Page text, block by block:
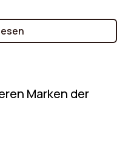
klassischen Sessel
die wesentlichen
Marken der